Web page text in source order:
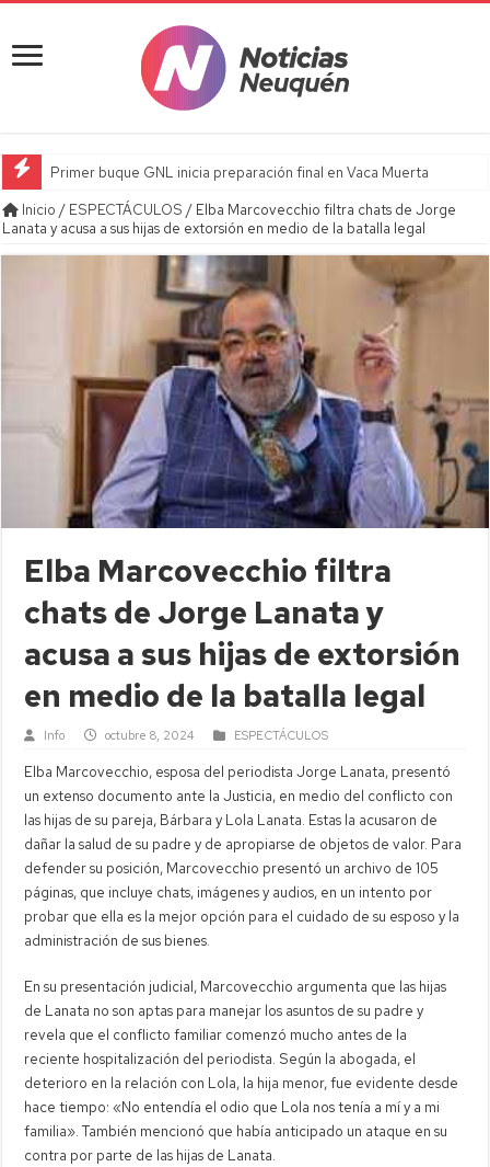
Primer buque GNL inicia preparación final en Vaca Muerta
Inicio / ESPECTÁCULOS / Elba Marcovecchio filtra chats de Jorge
Lanata y acusa a sus hijas de extorsión en medio de la batalla legal
Elba Marcovecchio filtra
chats de Jorge Lanata y
acusa a sus hijas de extorsión
en medio de la batalla legal
Info octubre 8, 2024 ESPECTÁCULOS
Elba Marcovecchio, esposa del periodista Jorge Lanata, presentó
un extenso documento ante la Justicia, en medio del conflicto con
las hijas de su pareja, Bárbara y Lola Lanata. Estas la acusaron de
dañar la salud de su padre y de apropiarse de objetos de valor. Para
defender su posición, Marcovecchio presentó un archivo de 105
páginas, que incluye chats, imágenes y audios, en un intento por
probar que ella es la mejor opción para el cuidado de su esposo y la
administración de sus bienes.
En su presentación judicial, Marcovecchio argumenta que las hijas
de Lanata no son aptas para manejar los asuntos de su padre y
revela que el conflicto familiar comenzó mucho antes de la
reciente hospitalización del periodista. Según la abogada, el
deterioro en la relación con Lola, la hija menor, fue evidente desde
hace tiempo: «No entendía el odio que Lola nos tenía a mí y a mi
familia». También mencionó que había anticipado un ataque en su
contra por parte de las hijas de Lanata.